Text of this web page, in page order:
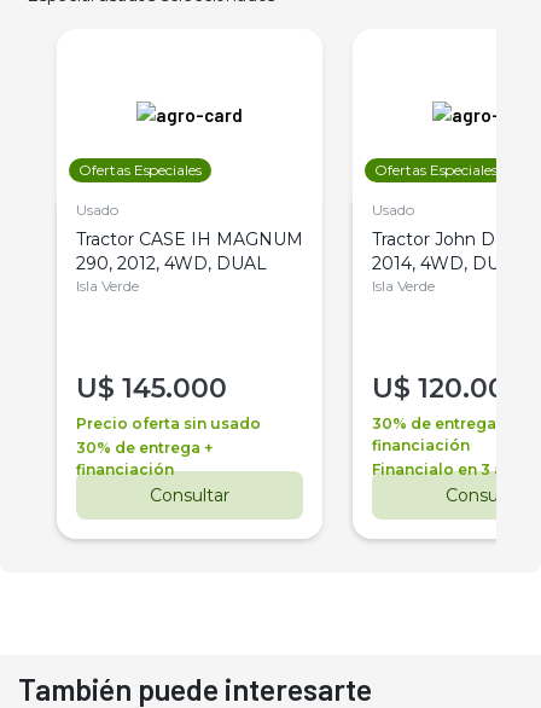
Ofertas Especiales
Usado
Tractor CASE IH MAGNUM
290, 2012, 4WD, DUAL
Isla Verde
U$ 145.000
Precio oferta sin usado
30% de entrega +
financiación
Consultar
Ofertas Especiales
Usado
Tractor John Deere
2014, 4WD, DUAL
Isla Verde
U$ 120.000
30% de entrega +
financiación
Financialo en 3 años
Consultar
También puede interesarte